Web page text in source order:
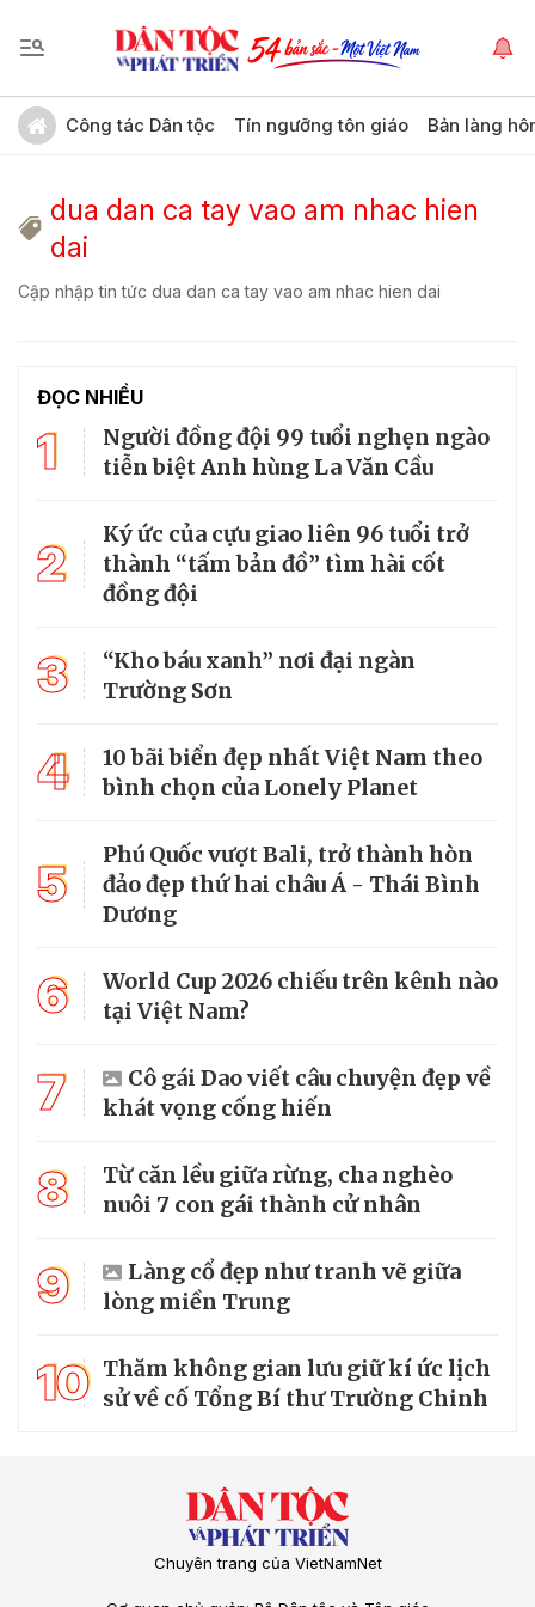
Công tác Dân tộc Tín ngưỡng tôn giáo Bản làng
dua dan ca tay vao am nhac hien
dai
Cập nhập tin tức dua dan ca tay vao am nhac hien dai
ĐỌC NHIỀU
1
Người đồng đội 99 tuổi nghẹn ngào
tiễn biệt Anh hùng La Văn Cầu
2
Ký ức của cựu giao liên 96 tuổi trở
thành “tấm bản đồ” tìm hài cốt
đồng đội
3
“Kho báu xanh” nơi đại ngàn
Trường Sơn
4
10 bãi biển đẹp nhất Việt Nam theo
bình chọn của Lonely Planet
5
Phú Quốc vượt Bali, trở thành hòn
đảo đẹp thứ hai châu Á - Thái Bình
Dương
6
World Cup 2026 chiếu trên kênh nào
tại Việt Nam?
7
Cô gái Dao viết câu chuyện đẹp về
khát vọng cống hiến
8
Từ căn lều giữa rừng, cha nghèo
nuôi 7 con gái thành cử nhân
9
Làng cổ đẹp như tranh vẽ giữa
lòng miền Trung
10 Thăm không gian lưu giữ kí ức lịch
sử về cố Tổng Bí thư Trường Chinh
Chuyên trang của VietNamNet